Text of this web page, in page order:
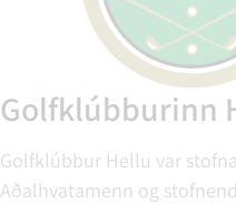
Golfklúbburinn
Golfklúbbur Hellu var
Aðalhvatamenn og